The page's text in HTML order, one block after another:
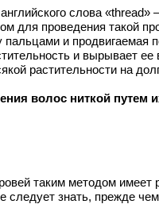
слова
для проведения такой
и продвигаемая
и вырывает ее
растительности на
волос ниткой путем
таким методом имеет
следует знать, прежде